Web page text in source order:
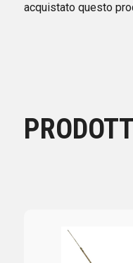
acquistato questo